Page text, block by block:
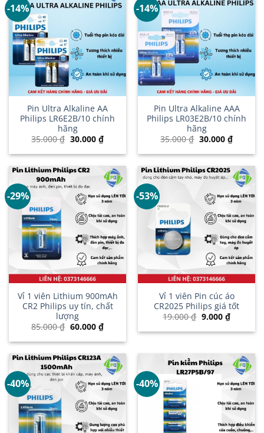
-14%
Pin Ultra Alkaline AA
Philips LR6E2B/10 chính
hãng
35.000₫ Giá
là:
30.000 ₫Giá
hiện
tại
30.000 ₫.
-14%
Pin Ultra Alkaline AAA
Philips LR03E2B/10 chính
hãng
35.000₫ Giá
là:
30.000 ₫Giá
hiện
tại
30.000
-29%
Vỉ 1 viên Lithium 900mAh
CR2 Philips uy tín, chất
lượng
85.000₫ Giá
gốc
là:
60.000 ₫Giá
hiện
tại
60.000 ₫.
-53%
Vỉ 1 viên Pin cúc áo
CR2025 Philips giá tốt
19.000₫ Giá
gốc
là:
9.000 ₫Giá
hiện
tại
-40% -40%